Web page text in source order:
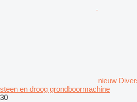
nieuw
steen en droog grondboormachine
30